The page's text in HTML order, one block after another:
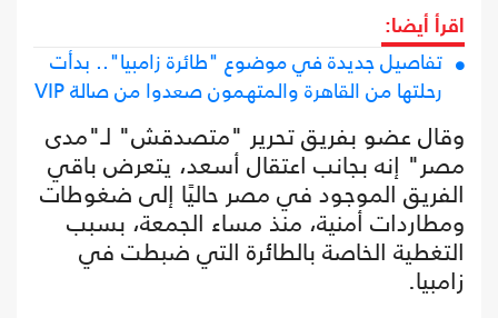
اقرأ أيضا:
تفاصيل جديدة في موضوع "طائرة زامبيا".. بدأت
رحلتها من القاهرة والمتهمون صعدوا من صالة VIP
وقال عضو بفريق تحرير "متصدقش" لـ"مدى
مصر" إنه بجانب اعتقال أسعد، يتعرض باقي
الفريق الموجود في مصر حاليًا إلى ضغوطات
ومطاردات أمنية، منذ مساء الجمعة، بسبب
التغطية الخاصة بالطائرة التي ضبطت في
زامبيا.